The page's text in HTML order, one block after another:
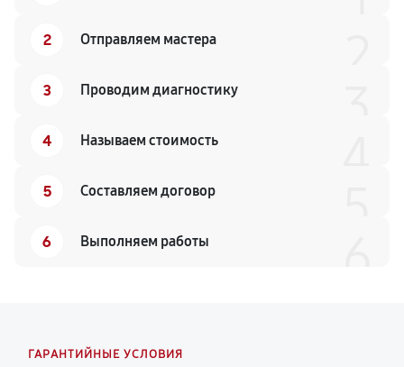
2 Отправляем мастера
3 Проводим диагностику
4 Называем стоимость
5 Составляем договор
6 Выполняем работы
ГАРАНТИЙНЫЕ УСЛОВИЯ